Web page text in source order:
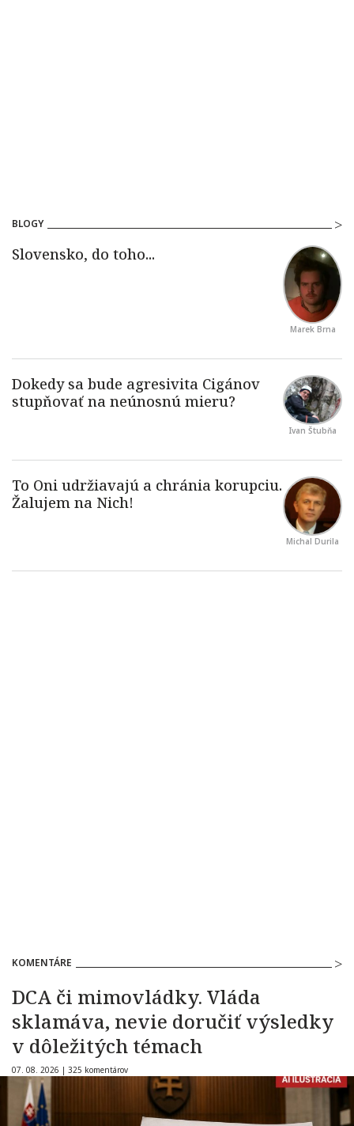
BLOGY
Marek Brna
Ivan Štubňa
Michal Durila
KOMENTÁRE
DCA či mimovládky. Vláda
sklamáva, nevie doručiť výsledky
v dôležitých témach
07. 08. 2026 | 325 komentárov